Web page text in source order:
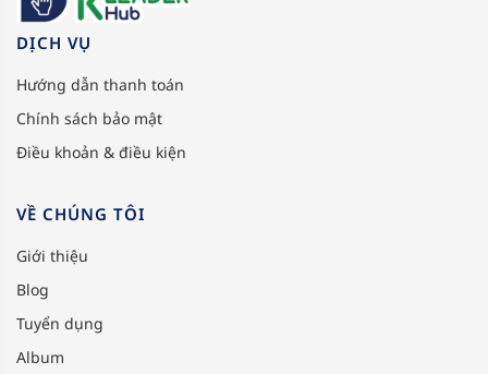
DỊCH VỤ
Hướng dẫn thanh toán
Chính sách bảo mật
Điều khoản & điều kiện
VỀ CHÚNG TÔI
Giới thiệu
Blog
Tuyển dụng
Album